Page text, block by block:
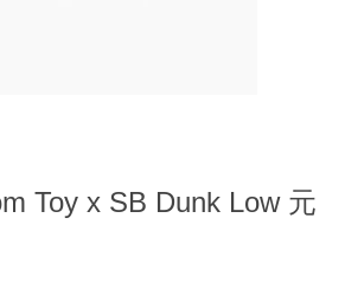
Toy x SB Dunk Low 元